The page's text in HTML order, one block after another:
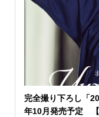
完全撮り下ろし「
年10月発売予定 【